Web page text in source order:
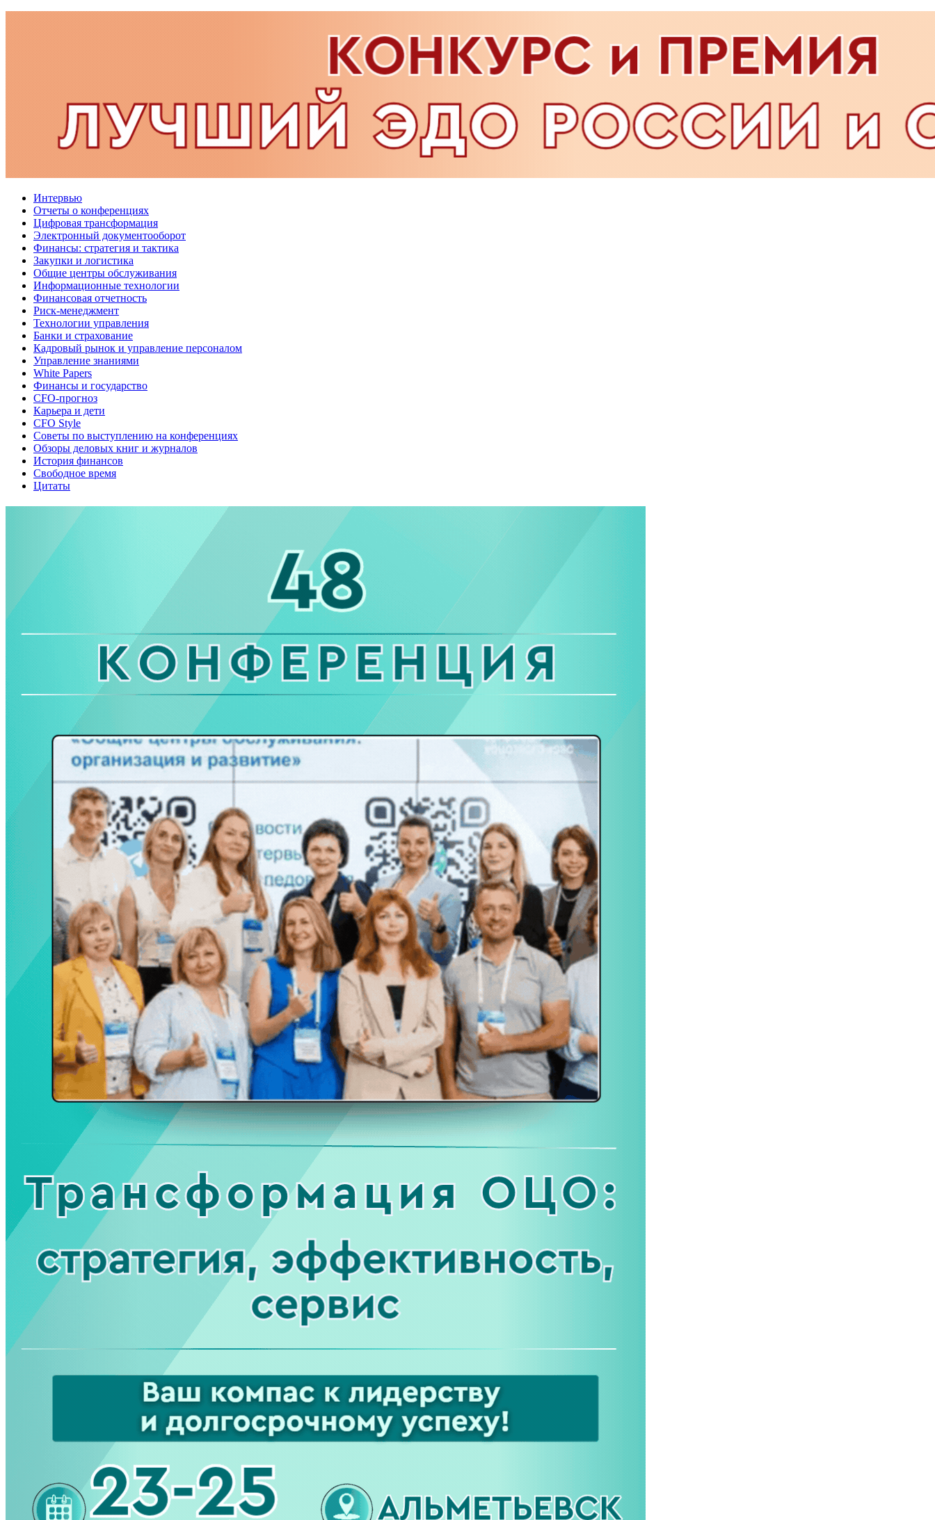
Интервью
Отчеты о конференциях
Цифровая трансформация
Электронный документооборот
Финансы: стратегия и тактика
Закупки и логистика
Общие центры обслуживания
Информационные технологии
Финансовая отчетность
Риск-менеджмент
Технологии управления
Банки и страхование
Кадровый рынок и управление персоналом
Управление знаниями
White Papers
Финансы и государство
CFO-прогноз
Карьера и дети
CFO Style
Советы по выступлению на конференциях
Обзоры деловых книг и журналов
История финансов
Свободное время
Цитаты